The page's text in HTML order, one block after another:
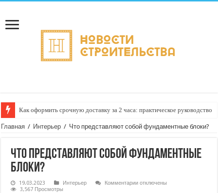
Как оформить срочную доставку за 2 часа: практическое руководство
Главная / Интерьер / Что представляют собой фундаментные блоки?
Что представляют собой фундаментные
блоки?
19.03.2023 Интерьер Комментариикотключены
3,567 Просмотры